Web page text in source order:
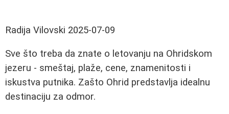
Radija Vilovski 2025-07-09
Sve što treba da znate o letovanju na Ohridskom
jezeru - smeštaj, plaže, cene, znamenitosti i
iskustva putnika. Zašto Ohrid predstavlja idealnu
destinaciju za odmor.